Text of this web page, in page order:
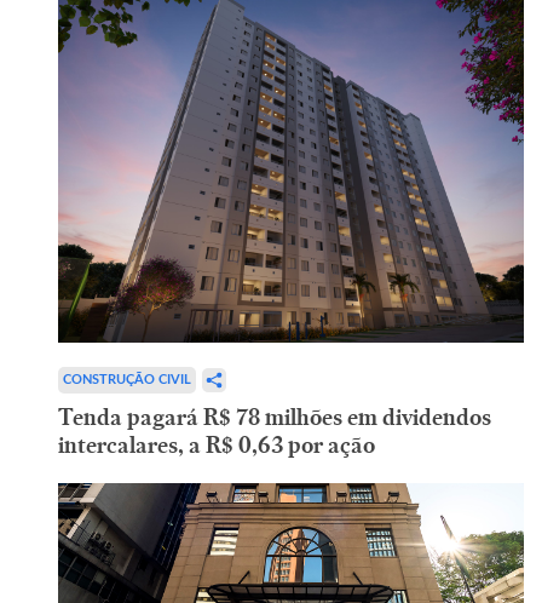
CONSTRUÇÃO CIVIL
Tenda pagará R$ 78 milhões em dividendos
intercalares, a R$ 0,63 por ação